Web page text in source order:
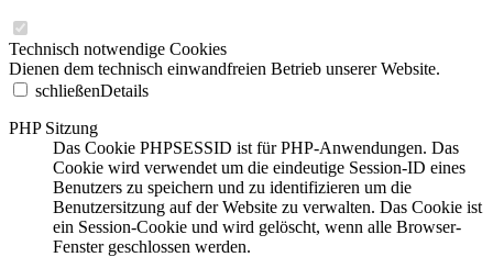
Technisch notwendige Cookies
Dienen dem technisch einwandfreien Betrieb unserer Website.
schließenDetails
PHP Sitzung
Das Cookie PHPSESSID ist für PHP-Anwendungen. Das
Cookie wird verwendet um die eindeutige Session-ID eines
Benutzers zu speichern und zu identifizieren um die
Benutzersitzung auf der Website zu verwalten. Das Cookie ist
ein Session-Cookie und wird gelöscht, wenn alle Browser-
Fenster geschlossen werden.